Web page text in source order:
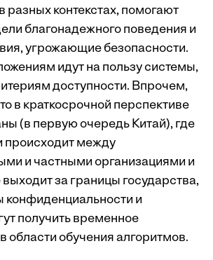
разных контекстах, помогают
благонадежного поведения и
угрожающие безопасности.
идут на пользу системы,
доступности. Впрочем,
в краткосрочной перспективе
(в первую очередь Китай), где
между
и частными организациями и
за границы государства,
и
получить временное
области обучения алгоритмов.